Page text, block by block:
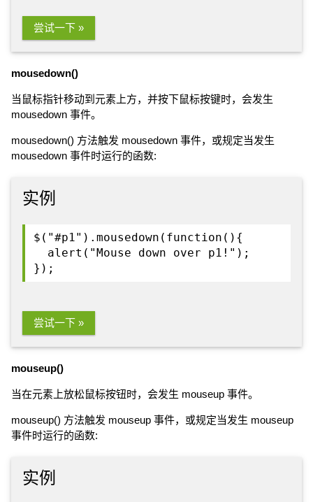
尝试一下 »
mousedown()
当鼠标指针移动到元素上方，并按下鼠标按键时，会发生
mousedown 事件。
mousedown() 方法触发 mousedown 事件，或规定当发生
mousedown 事件时运行的函数:
实例
$("#p1").mousedown(function(){
alert("Mouse down over p1!");
});
尝试一下 »
mouseup()
当在元素上放松鼠标按钮时，会发生 mouseup 事件。
mouseup() 方法触发 mouseup 事件，或规定当发生 mouseup
事件时运行的函数:
实例